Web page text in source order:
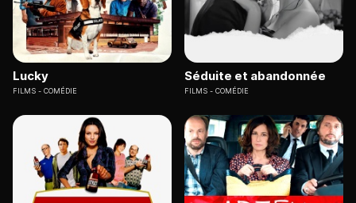
Lucky
FILMS COMÉDIE
Séduite et abandonnée
FILMS COMÉDIE